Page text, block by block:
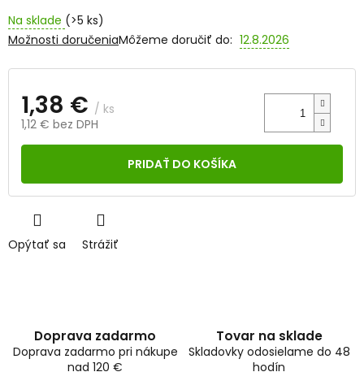
Na sklade (>5 ks)
Môžeme doručiť do: 12.8.2026
Možnosti doručenia
1,38 € / ks
1,12 € bez DPH
Jednotková
PRIDAŤ DO KOŠÍKA
Opýtať sa Strážiť
Doprava zadarmo
Doprava zadarmo pri nákupe
nad 120 €
Tovar na sklade
Skladovky odosielame do 48
hodín